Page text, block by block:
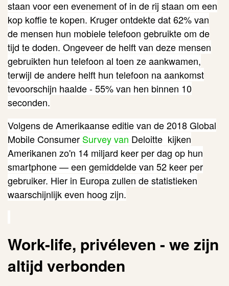
staan voor een evenement of in de rij staan om een
kop koffie te kopen. Kruger ontdekte dat 62% van
de mensen hun mobiele telefoon gebruikte om de
tijd te doden. Ongeveer de helft van deze mensen
gebruikten hun telefoon al toen ze aankwamen,
terwijl de andere helft hun telefoon na aankomst
tevoorschijn haalde - 55% van hen binnen 10
seconden.
Volgens de Amerikaanse editie van de 2018 Global
Mobile Consumer Survey van Deloitte kijken
Amerikanen zo'n 14 miljard keer per dag op hun
smartphone — een gemiddelde van 52 keer per
gebruiker. Hier in Europa zullen de statistieken
waarschijnlijk even hoog zijn.
Work-life, privéleven - we zijn
altijd verbonden